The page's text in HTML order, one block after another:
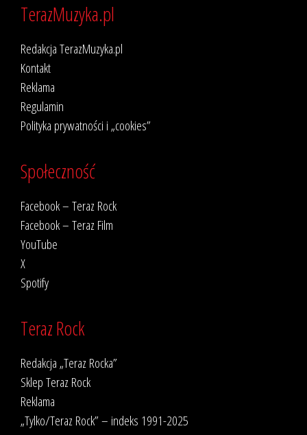
TerazMuzyka.pl
Redakcja TerazMuzyka.pl
Kontakt
Reklama
Regulamin
Polityka prywatności i „cookies”
Społeczność
Facebook – Teraz Rock
Facebook – Teraz Film
YouTube
X
Spotify
Teraz Rock
Redakcja „Teraz Rocka”
Sklep Teraz Rock
Reklama
„Tylko/Teraz Rock” – indeks 1991-2025